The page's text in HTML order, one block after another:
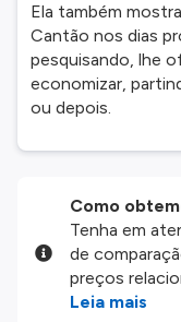
Ela também
Cantão nos dias
pesquisando, lhe
economizar,
ou depois.
Como
Tenha em
de
preços
produtos
Leia mais